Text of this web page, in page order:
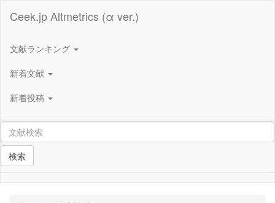
Ceek.jp Altmetrics (α ver.)
文献ランキング
新着文献
新着投稿
検索